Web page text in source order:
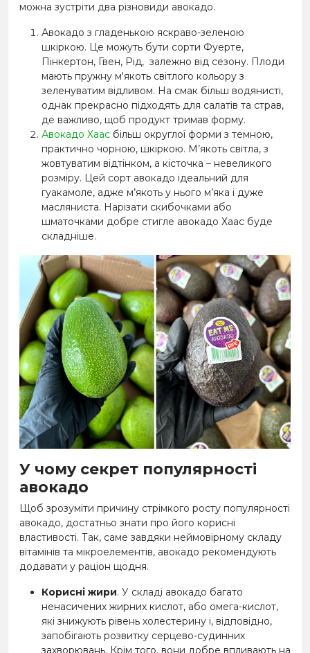
можна зустріти два різновиди авокадо.
Авокадо з гладенькою яскраво-зеленою
шкіркою. Це можуть бути сорти Фуерте,
Пінкертон, Гвен, Рід, залежно від сезону. Плоди
мають пружну м'якоть світлого кольору з
зеленуватим відливом. На смак більш водянисті,
однак прекрасно підходять для салатів та страв,
де важливо, щоб продукт тримав форму.
Авокадо Хаас більш округлої форми з темною,
практично чорною, шкіркою. М’якоть світла, з
жовтуватим відтінком, а кісточка – невеликого
розміру. Цей сорт авокадо ідеальний для
гуакамоле, адже м’якоть у нього м’яка і дуже
масляниста. Нарізати скибочками або
шматочками добре стигле авокадо Хаас буде
складніше.
У чому секрет популярності
авокадо
Щоб зрозуміти причину стрімкого росту популярності
авокадо, достатньо знати про його корисні
властивості. Так, саме завдяки неймовірному складу
вітамінів та мікроелементів, авокадо рекомендують
додавати у раціон щодня.
Корисні жири. У складі авокадо багато
ненасичених жирних кислот, або омега-кислот,
які знижують рівень холестерину і, відповідно,
запобігають розвитку серцево-судинних
захворювань. Крім того, вони добре впливають на